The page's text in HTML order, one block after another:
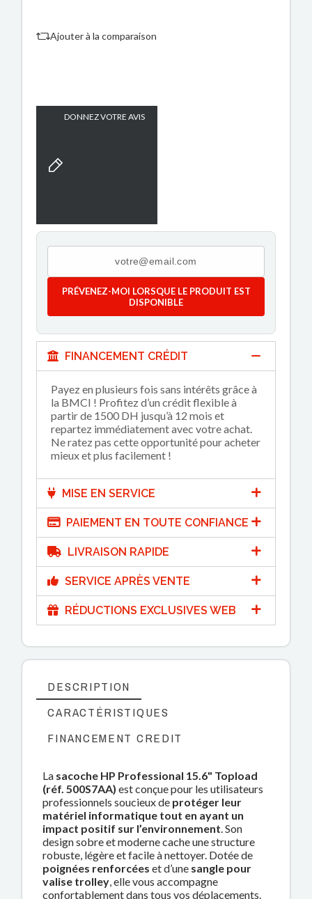
Ajouter à la comparaison
DONNEZ VOTRE AVIS
PRÉVENEZ-MOI LORSQUE LE PRODUIT EST
DISPONIBLE
FINANCEMENT CRÉDIT
Payez en plusieurs fois sans intérêts grâce à
la BMCI ! Profitez d’un crédit flexible à
partir de 1500 DH jusqu’à 12 mois et
repartez immédiatement avec votre achat.
Ne ratez pas cette opportunité pour acheter
mieux et plus facilement !
MISE EN SERVICE
PAIEMENT EN TOUTE CONFIANCE
LIVRAISON RAPIDE
SERVICE APRÈS VENTE
RÉDUCTIONS EXCLUSIVES WEB
DESCRIPTION
CARACTÉRISTIQUES
FINANCEMENT CREDIT
La sacoche HP Professional 15.6" Topload
(réf. 500S7AA) est conçue pour les utilisateurs
professionnels soucieux de protéger leur
matériel informatique tout en ayant un
impact positif sur l’environnement. Son
design sobre et moderne cache une structure
robuste, légère et facile à nettoyer. Dotée de
poignées renforcées et d’une sangle pour
valise trolley, elle vous accompagne
confortablement dans tous vos déplacements.